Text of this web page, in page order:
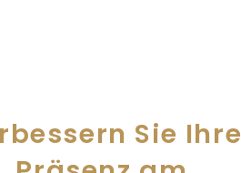
Sie Ihre